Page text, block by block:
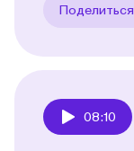
Поделиться
08:10